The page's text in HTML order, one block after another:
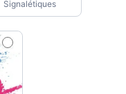
Signalétiques